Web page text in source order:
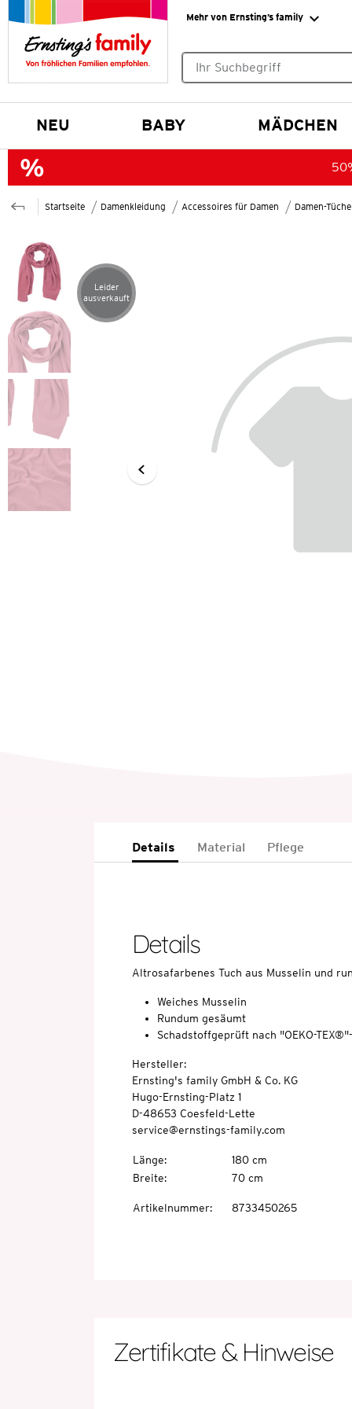
Mehr von Ernsting’s family
NEU BABY MÄDCHEN
Startseite Damenkleidung Accessoires für Damen Damen-
Artikel leider ausverkauft
Leider
ausverkauft
Details Material Pflege
Details
Altrosafarbenes Tuch aus Musselin und
Weiches Musselin
Rundum gesäumt
Schadstoffgeprüft nach "OEKO-
Hersteller:
Ernsting's family GmbH & Co. KG
Hugo-Ernsting-Platz 1
D-48653 Coesfeld-Lette
service@ernstings-family.com
Länge:
180 cm
Breite: 70 cm
Artikelnummer: 8733450265
Zertifikate & Hinweise